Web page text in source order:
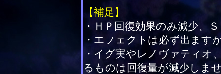
【補足】
・ＨＰ回復効果のみ減少、
・エフェクトは必ず出ます
・イグ実やレノヴァティオ
るものは回復量が減少しま